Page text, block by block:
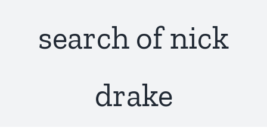
search of nick
drake